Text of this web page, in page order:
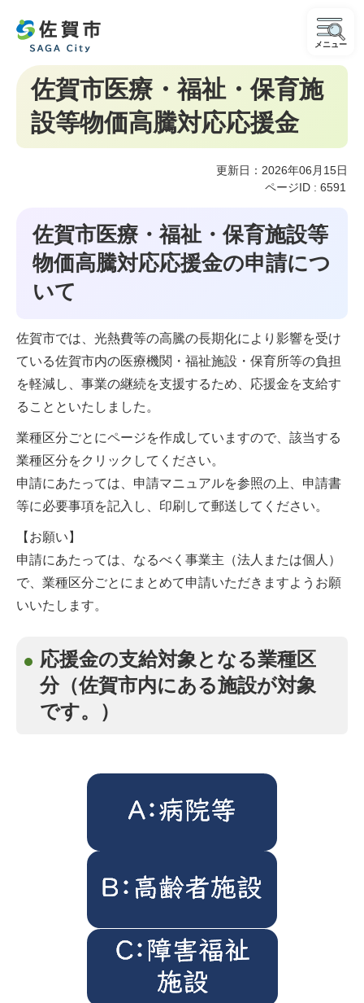
メニュー
佐賀市医療・福祉・保育施
設等物価高騰対応応援金
更新日：2026年06月15日
ページID : 6591
佐賀市医療・福祉・保育施設等
物価高騰対応応援金の申請につ
いて
佐賀市では、光熱費等の高騰の長期化により影響を受け
ている佐賀市内の医療機関・福祉施設・保育所等の負担
を軽減し、事業の継続を支援するため、応援金を支給す
ることといたしました。
業種区分ごとにページを作成していますので、該当する
業種区分をクリックしてください。
申請にあたっては、申請マニュアルを参照の上、申請書
等に必要事項を記入し、印刷して郵送してください。
【お願い】
申請にあたっては、なるべく事業主（法人または個人）
で、業種区分ごとにまとめて申請いただきますようお願
いいたします。
応援金の支給対象となる業種区
分（佐賀市内にある施設が対象
です。）